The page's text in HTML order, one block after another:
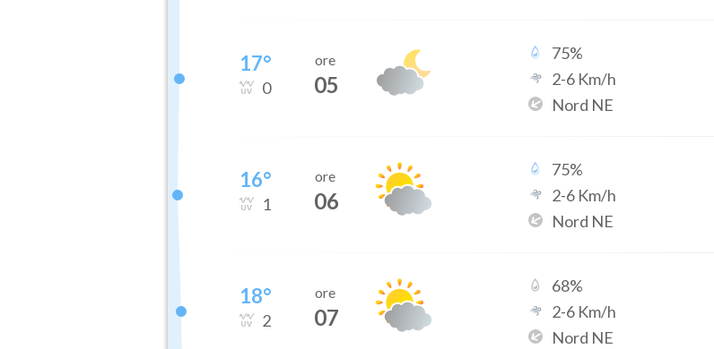
17°
0
ore
05
75%
2-6 Km/h
Nord NE
16°
1
ore
06
75%
2-6 Km/h
Nord NE
18°
2
ore
07
68%
2-6 Km/h
Nord NE